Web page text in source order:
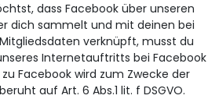
dass Facebook über unseren
dich sammelt und mit deinen bei
verknüpft, musst du
Internetauftritts bei Facebook
Facebook wird zum Zwecke der
auf Art. 6 Abs.1 lit. f DSGVO.